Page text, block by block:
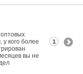
у кого более
вы не
1